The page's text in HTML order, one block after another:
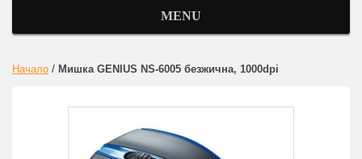
MENU
Начало / Мишка GENIUS NS-6005 безжична, 1000dpi